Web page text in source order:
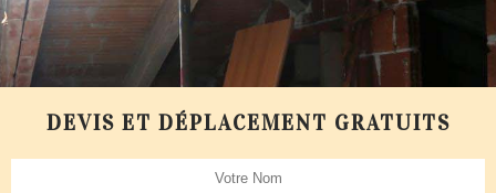
DEVIS ET DÉPLACEMENT GRATUITS